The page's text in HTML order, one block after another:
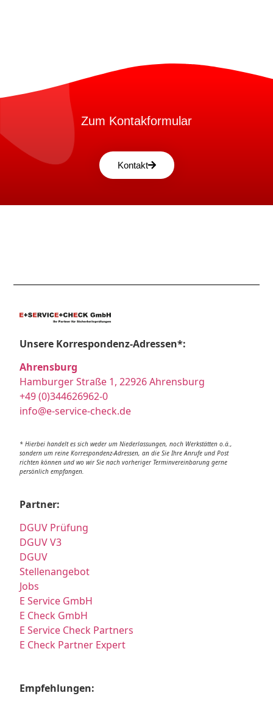
Zum Kontakformular
Kontakt
Unsere Korrespondenz-Adressen*:
Ahrensburg
Hamburger Straße 1, 22926 Ahrensburg
+49 (0)344626962-0
info@e-service-check.de
* Hierbei handelt es sich weder um Niederlassungen, noch Werkstätten o.ä.,
sondern um reine Korrespondenz-Adressen, an die Sie Ihre Anrufe und Post
richten können und wo wir Sie nach vorheriger Terminvereinbarung gerne
persönlich empfangen.
Partner:
DGUV Prüfung
DGUV V3
DGUV
Stellenangebot
Jobs
E Service GmbH
E Check GmbH
E Service Check Partners
E Check Partner Expert
Empfehlungen: